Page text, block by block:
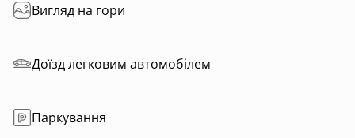
Вигляд на гори
Доїзд легковим автомобілем
Паркування